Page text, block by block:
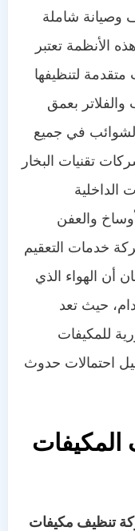
وصيانة شاملة
الأنظمة تعتبر
لتنظيفها
بعمق
في جميع
تقنيات البخار
الداخلية
والعفن
خدمات التعقيم
أن الهواء الذي
حيث تعد
للمكيفات
احتمالات حدوث
تنظيف مكيفات